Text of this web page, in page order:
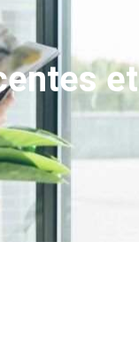
et